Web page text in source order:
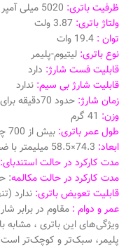
ظرفیت باتری:
ولتاژ باتری:
توان :
نوع باتری: لیتیوم-پلیمر
قابلیت فست شارژ: دارد
قابلیت شارژ بی سیم: ندارد
زمان شارژ: حدود 70دقیقه برای تکمیل شارژ با شارژر سریع
وزن: 41 گرم
طول عمر باتری: بیش از 700 چرخه شارژ
ابعاد:
مدت کارکرد در حالت استندبای:
مدت کارکرد در حالت مکالمه:
قابلیت تعویض باتری: ندارد
عمر و دوام : مقاوم در برابر
ویژگی‌های این باتری ، مشابه
پلیمر، سبک‌تر و کوچک‌تر